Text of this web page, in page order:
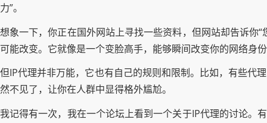
力”。
想象一下，你正在国外网站上寻找一些资料，但网站却告诉你
可能改变。它就像是一个变脸高手，能够瞬间改变你的网络身
但IP代理并非万能，它也有自己的规则和限制。比如，有些代
然不见了，让你在人群中显得格外尴尬。
我记得有一次，我在一个论坛上看到一个关于IP代理的讨论。